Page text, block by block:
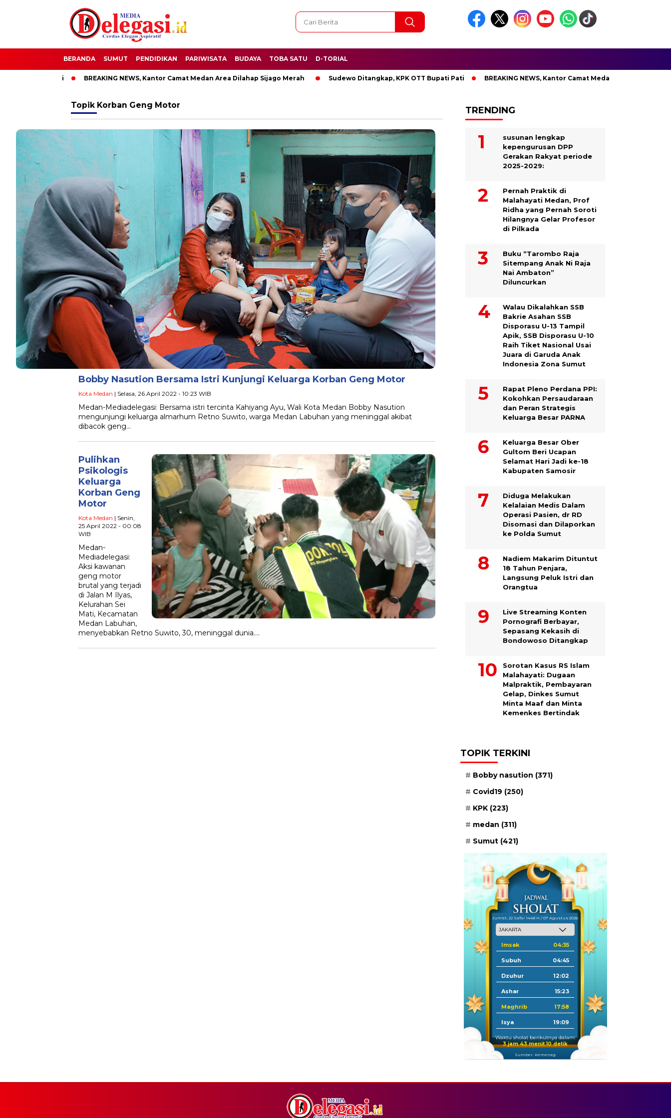
BERANDA SUMUT PENDIDIKAN PARIWISATA BUDAYA TOBA SATU D-TORIAL
BREAKING NEWS, Kantor Camat Medan Area Dilahap Sijago Merah Sudewo Ditangkap, KPK OTT Bupati Pati BREAKING NEWS, Kantor Camat Medan Area Dilahap Sijago
Topik Korban Geng Motor
Bobby Nasution Bersama Istri Kunjungi Keluarga Korban Geng Motor
Kota Medan | Selasa, 26 April 2022 - 10:23 WIB
Medan-Mediadelegasi: Bersama istri tercinta Kahiyang Ayu, Wali Kota Medan Bobby Nasution
mengunjungi keluarga almarhum Retno Suwito, warga Medan Labuhan yang meninggal akibat
dibacok geng…
Pulihkan
Psikologis
Keluarga
Korban Geng
Motor
Kota Medan | Senin,
25 April 2022 - 00:08
WIB
Medan-
Mediadelegasi:
Aksi kawanan
geng motor
brutal yang terjadi
di Jalan M Ilyas,
Kelurahan Sei
Mati, Kecamatan
Medan Labuhan,
menyebabkan Retno Suwito, 30, meninggal dunia….
TRENDING
susunan lengkap
kepengurusan DPP
Gerakan Rakyat periode
2025-2029:
Pernah Praktik di
Malahayati Medan, Prof
Ridha yang Pernah Soroti
Hilangnya Gelar Profesor
di Pilkada
Buku “Tarombo Raja
Sitempang Anak Ni Raja
Nai Ambaton”
Diluncurkan
Walau Dikalahkan SSB
Bakrie Asahan SSB
Disporasu U-13 Tampil
Apik, SSB Disporasu U-10
Raih Tiket Nasional Usai
Juara di Garuda Anak
Indonesia Zona Sumut
Rapat Pleno Perdana PPI:
Kokohkan Persaudaraan
dan Peran Strategis
Keluarga Besar PARNA
Keluarga Besar Ober
Gultom Beri Ucapan
Selamat Hari Jadi ke-18
Kabupaten Samosir
Diduga Melakukan
Kelalaian Medis Dalam
Operasi Pasien, dr RD
Disomasi dan Dilaporkan
ke Polda Sumut
​Nadiem Makarim Dituntut
18 Tahun Penjara,
Langsung Peluk Istri dan
Orangtua
Live Streaming Konten
Pornografi Berbayar,
Sepasang Kekasih di
Bondowoso Ditangkap
Sorotan Kasus RS Islam
Malahayati: Dugaan
Malpraktik, Pembayaran
Gelap, Dinkes Sumut
Minta Maaf dan Minta
Kemenkes Bertindak
TOPIK TERKINI
Bobby nasution (371)
Covid19 (250)
KPK (223)
medan (311)
Sumut (421)
Jum'at, 22 Safar 1448 H / 07 Agustus 2026
Imsak 04:35
Subuh 04:45
Dzuhur 12:02
Ashar 15:23
Maghrib 17:58
Isya 19:09
Waktu sholat berikutnya dalam:
3 jam 43 menit 8 detik
Sumber: Kemenag